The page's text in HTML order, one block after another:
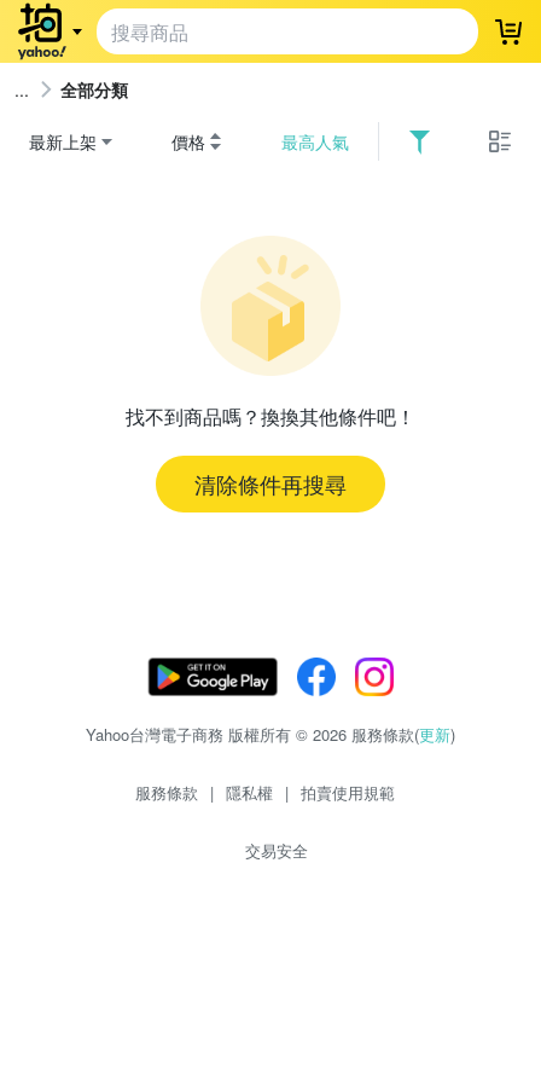
登
全部分類
最新上架 價格 最高人氣
找不到商品嗎？換換其他條件吧！
清除條件再搜尋
Yahoo台灣電子商務 版權所有 © 2026 服務條款(更新)
服務條款 | 隱私權 | 拍賣使用規範
交易安全